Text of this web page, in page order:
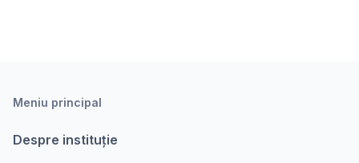
Meniu principal
Despre instituție